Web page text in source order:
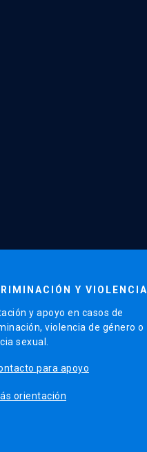
Y VIOLENCIA
y apoyo en casos de
violencia de género o
sexual.
para apoyo
orientación